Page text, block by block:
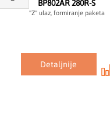
BP802AR 280R-S
"Z" ulaz, formiranje paketa
Detaljnije
Mogućnosti